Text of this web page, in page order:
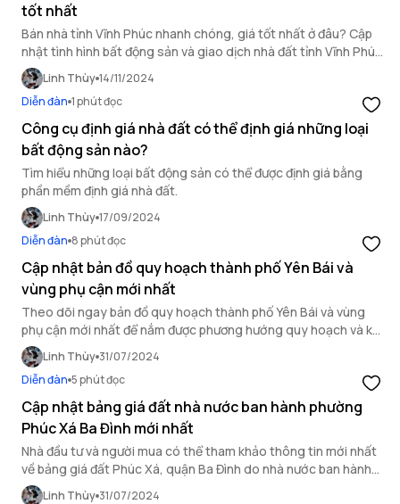
tốt nhất
Bán nhà tỉnh Vĩnh Phúc nhanh chóng, giá tốt nhất ở đâu? Cập
nhật tình hình bất động sản và giao dịch nhà đất tỉnh Vĩnh Phúc
chi tiết sẽ có trong bài viết này.
Linh Thùy 14/11/2024
Diễn đàn 1 phút đọc
Công cụ định giá nhà đất có thể định giá những loại
bất động sản nào?
Tìm hiểu những loại bất động sản có thể được định giá bằng
phần mềm định giá nhà đất.
Linh Thùy 17/09/2024
Diễn đàn 8 phút đọc
Cập nhật bản đồ quy hoạch thành phố Yên Bái và
vùng phụ cận mới nhất
Theo dõi ngay bản đồ quy hoạch thành phố Yên Bái và vùng
phụ cận mới nhất để nắm được phương hướng quy hoạch và kế
hoạch sử dụng đất của địa phương này trong thời gian tới.
Linh Thùy 31/07/2024
Diễn đàn 5 phút đọc
Cập nhật bảng giá đất nhà nước ban hành phường
Phúc Xá Ba Đình mới nhất
Nhà đầu tư và người mua có thể tham khảo thông tin mới nhất
về bảng giá đất Phúc Xá, quận Ba Đình do nhà nước ban hành
và có hiệu lực đến hết ngày 31/12/2024 trong bài viết sau.
Linh Thùy 31/07/2024